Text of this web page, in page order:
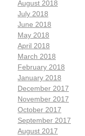
August 2018
July 2018
June 2018
May 2018
April 2018
March 2018
February 2018
January 2018
December 2017
November 2017
October 2017
September 2017
August 2017